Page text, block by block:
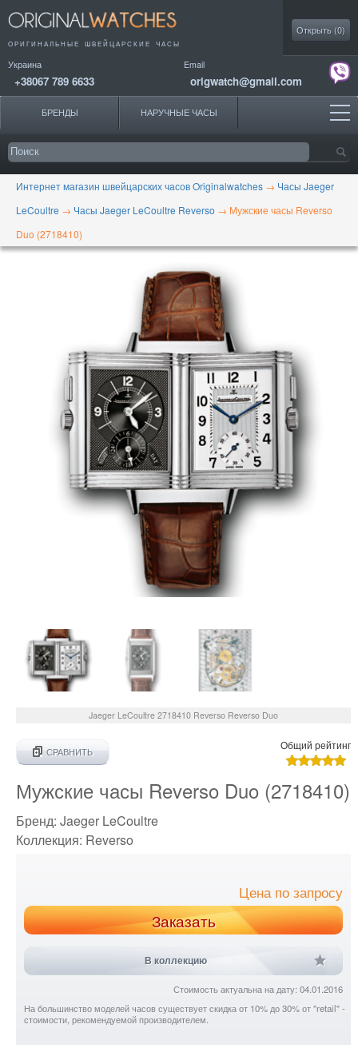
ОРИГИНАЛЬНЫЕ ШВЕЙЦАРСКИЕ ЧАСЫ
Украина
+38067 789 6633
Email
origwatch@gmail.com
Открыть (0)
БРЕНДЫ НАРУЧНЫЕ ЧАСЫ
Интернет магазин швейцарских часов Originalwatches → Часы Jaeger
LeCoultre → Часы Jaeger LeCoultre Reverso → Мужские часы Reverso
Duo (2718410)
Jaeger LeCoultre 2718410 Reverso Reverso Duo
СРАВНИТЬ
Общий рейтинг
Мужские часы Reverso Duo (2718410)
Бренд: Jaeger LeCoultre
Коллекция: Reverso
Цена по запросу
Заказать
В коллекцию
Стоимость актуальна на дату: 04.01.2016
На большинство моделей часов существует скидка от 10% до 30% от "retail" -
стоимости, рекомендуемой производителем.